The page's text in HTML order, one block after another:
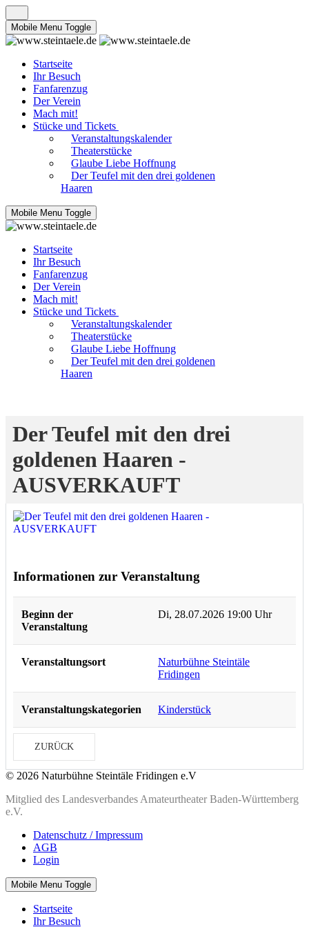
Mobile Menu Toggle
Startseite
Ihr Besuch
Fanfarenzug
Der Verein
Mach mit!
Stücke und Tickets
Veranstaltungskalender
Theaterstücke
Glaube Liebe Hoffnung
Der Teufel mit den drei goldenen
Haaren
Mobile Menu Toggle
Startseite
Ihr Besuch
Fanfarenzug
Der Verein
Mach mit!
Stücke und Tickets
Veranstaltungskalender
Theaterstücke
Glaube Liebe Hoffnung
Der Teufel mit den drei goldenen
Haaren
Der Teufel mit den drei
goldenen Haaren -
AUSVERKAUFT
Informationen zur Veranstaltung
Beginn der
Veranstaltung
Di, 28.07.2026 19:00 Uhr
Veranstaltungsort
Naturbühne Steintäle
Fridingen
Veranstaltungskategorien Kinderstück
ZURÜCK
© 2026 Naturbühne Steintäle Fridingen e.V
Mitglied des Landesverbandes Amateurtheater Baden-Württemberg
e.V.
Datenschutz / Impressum
AGB
Login
Mobile Menu Toggle
Startseite
Ihr Besuch